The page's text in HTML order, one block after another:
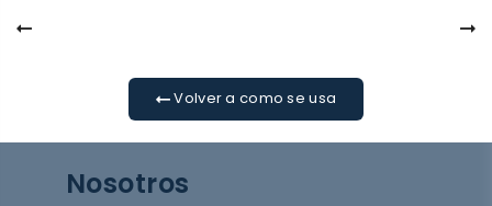
Volver a como se usa
Nosotros